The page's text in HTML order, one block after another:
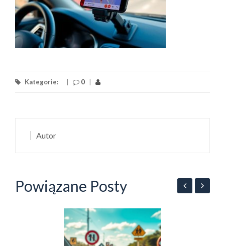
Kategorie: 0
Autor
Powiązane Posty